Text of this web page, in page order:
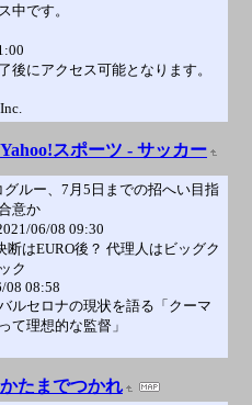
中です。
後にアクセス可能となります。
Yahoo!スポーツ - サッカー
ルー、7月5日までの招へい目指
意か
06/08 09:30
はEURO後？ 代理人はビッグク
ク
08 08:58
ルセロナの現状を語る「クーマ
て理想的な監督」
かたまでつかれ